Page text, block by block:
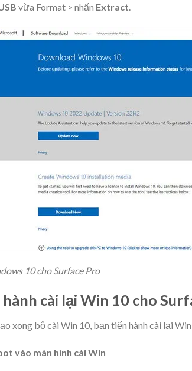
vừa Format > nhấn Extract.
10 cho Surface Pro
hành cài lại Win 10 cho
xong bộ cài Win 10, bạn tiến hành cài lại
vào màn hình cài Win